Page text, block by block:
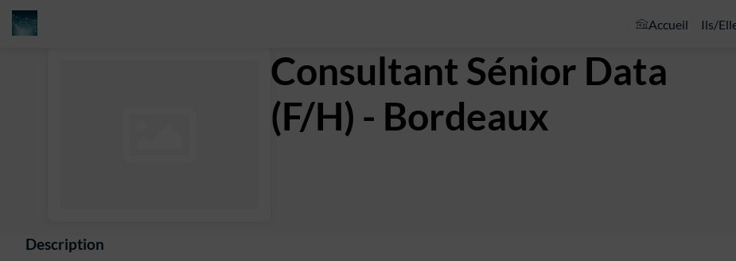
Accueil Ils/
Consultant Sénior Data
(F/H) - Bordeaux
Description